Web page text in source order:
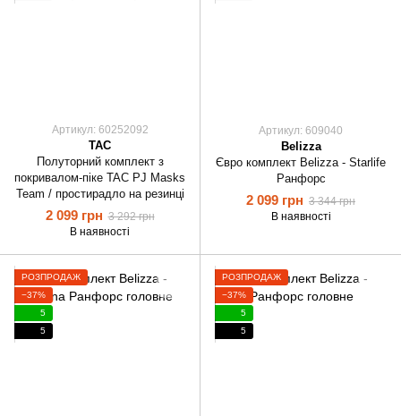
Артикул: 60252092
TAC
Полуторний комплект з
покривалом-піке TAC PJ Masks
Team / простирадло на резинці
2 099 грн 3 292 грн
В наявності
Артикул: 609040
Belizza
Євро комплект Belizza - Starlife
Ранфорс
2 099 грн 3 344 грн
В наявності
РОЗПРОДАЖ
−37%
5
5
РОЗПРОДАЖ
−37%
5
5